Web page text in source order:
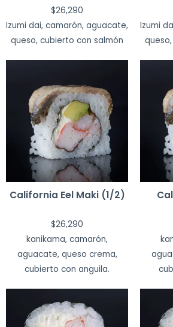
$26,290
Izumi dai, camarón, aguacate,
queso, cubierto con salmón
Izumi
California Eel Maki (1/2)
$26,290
kanikama, camarón,
aguacate, queso crema,
cubierto con anguila.